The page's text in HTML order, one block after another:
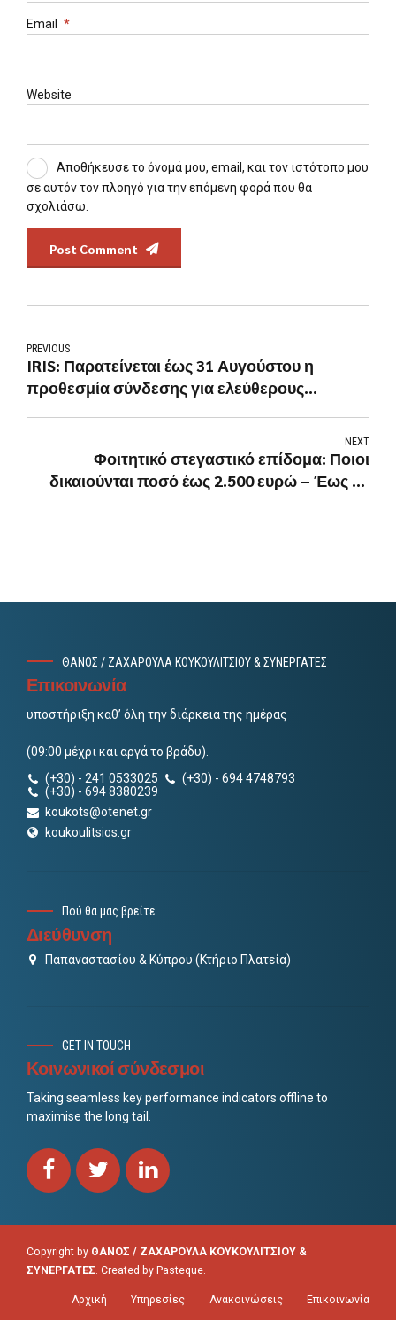
Email *
Website
Αποθήκευσε το όνομά μου, email, και τον ιστότοπο μου
σε αυτόν τον πλοηγό για την επόμενη φορά που θα
σχολιάσω.
Post Comment
PREVIOUS
IRIS: Παρατείνεται έως 31 Αυγούστου η
προθεσμία σύνδεσης για ελεύθερους
NEXT
Φοιτητικό στεγαστικό επίδομα: Ποιοι
δικαιούνται ποσό έως 2.500 ευρώ – Έως 31
ΘΑΝΟΣ / ΖΑΧΑΡΟΥΛΑ ΚΟΥΚΟΥΛΙΤΣΙΟΥ & ΣΥΝΕΡΓΑΤΕΣ
Επικοινωνία
υποστήριξη καθ’ όλη την διάρκεια της ημέρας
(09:00 μέχρι και αργά το βράδυ).
(+30) - 241 0533025
(+30) - 694 4748793
(+30) - 694 8380239
koukots@otenet.gr
koukoulitsios.gr
Πού θα μας βρείτε
Διεύθυνση
Παπαναστασίου & Κύπρου (Κτήριο Πλατεία)
GET IN TOUCH
Κοινωνικοί σύνδεσμοι
Taking seamless key performance indicators offline to
maximise the long tail.
Copyright by ΘΑΝΟΣ / ΖΑΧΑΡΟΥΛΑ ΚΟΥΚΟΥΛΙΤΣΙΟΥ &
ΣΥΝΕΡΓΑΤΕΣ . Created by Pasteque
Αρχική Υπηρεσίες Ανακοινώσεις Επικοινωνία